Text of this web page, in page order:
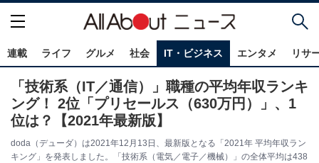
連載 ライフ グルメ 社会 IT・ビジネス エンタメ リサ
「技術系（IT／通信）」職種の平均年収ランキ
ング！ 2位「プリセールス（630万円）」、1
位は？【2021年最新版】
doda（デューダ）は2021年12月13日、最新版となる「2021年 平均年収ラン
キング」を発表しました。「技術系（電気／電子／機械）」の全体平均は438